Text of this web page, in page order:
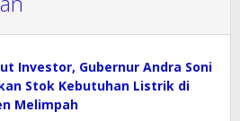
Investor, Gubernur Andra Soni
Stok Kebutuhan Listrik di
Melimpah